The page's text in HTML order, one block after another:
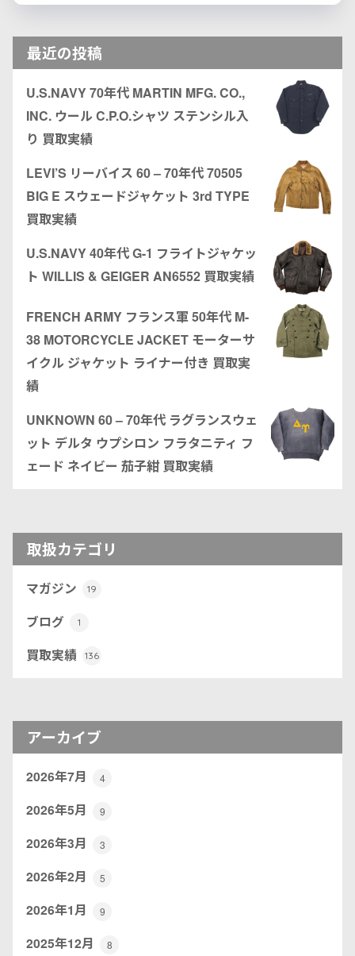
最近の投稿
U.S.NAVY 70年代 MARTIN MFG. CO.,
INC. ウール C.P.O.シャツ ステンシル入
り 買取実績
LEVI’S リーバイス 60 – 70年代 70505
BIG E スウェードジャケット 3rd TYPE
買取実績
U.S.NAVY 40年代 G-1 フライトジャケッ
ト WILLIS & GEIGER AN6552 買取実績
FRENCH ARMY フランス軍 50年代 M-
38 MOTORCYCLE JACKET モーターサ
イクル ジャケット ライナー付き 買取実
績
UNKNOWN 60 – 70年代 ラグランスウェ
ット デルタ ウプシロン フラタニティ フ
ェード ネイビー 茄子紺 買取実績
取扱カテゴリ
マガジン 19
ブログ 1
買取実績 136
アーカイブ
2026年7月 4
2026年5月 9
2026年3月 3
2026年2月 5
2026年1月 9
2025年12月 8